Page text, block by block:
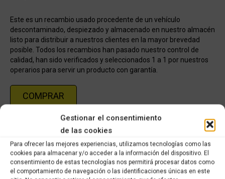
Gestionar el consentimiento
de las cookies
Para ofrecer las mejores experiencias, utilizamos tecnologías como las
cookies para almacenar y/o acceder a la información del dispositivo. El
consentimiento de estas tecnologías nos permitirá procesar datos como
el comportamiento de navegación o las identificaciones únicas en este
Este es un recambio usado procedente de un vehículo
descontaminado, despiezado y almacenado en nuestro almacén
listo para distribuir a nuestros clientes en la mayor brevedad
posible. Todos los recambios han pasado nuestro control de
calidad, han sido verificados y seleccionados 1 a 1 por nuestros
operarios para servir un producto con garantía.
COMPRAR
Recambios ocasión Honda
Share this product